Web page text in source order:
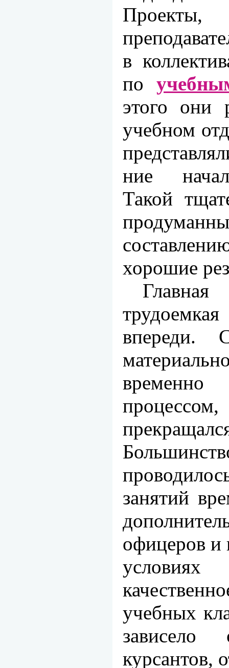
в
по
этого они
учеб­ном
ние
Такой
хо­рошие
трудоемкая
впереди.
занятий
офицеров и
учебных
зависело
курсантов,